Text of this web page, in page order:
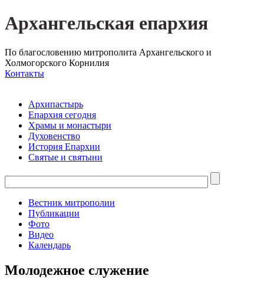
Архангельская епархия
По благословению митрополита Архангельского и
Холмогорского Корнилия
Контакты
Архипастырь
Епархия сегодня
Храмы и монастыри
Духовенство
История Епархии
Святые и святыни
Вестник митрополии
Публикации
Фото
Видео
Календарь
Молодежное служение